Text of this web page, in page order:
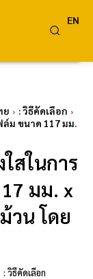
EN
ย
: วิธีคัดเลือก
ม ขนาด 117 มม.
ใสในการ
มม. x
วน โดย
: วิธีคัดเลือก